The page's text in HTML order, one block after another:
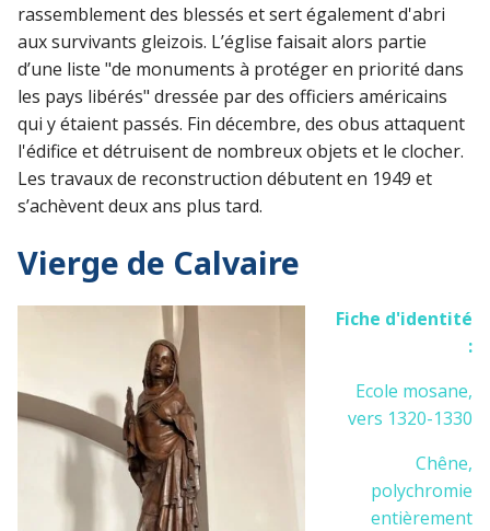
rassemblement des blessés et sert également d'abri
aux survivants gleizois. L’église faisait alors partie
d’une liste "de monuments à protéger en priorité dans
les pays libérés" dressée par des officiers américains
qui y étaient passés. Fin décembre, des obus attaquent
l'édifice et détruisent de nombreux objets et le clocher.
Les travaux de reconstruction débutent en 1949 et
s’achèvent deux ans plus tard.
Vierge de Calvaire
Fiche d'identité
:
Ecole mosane,
vers 1320-1330
Chêne,
polychromie
entièrement